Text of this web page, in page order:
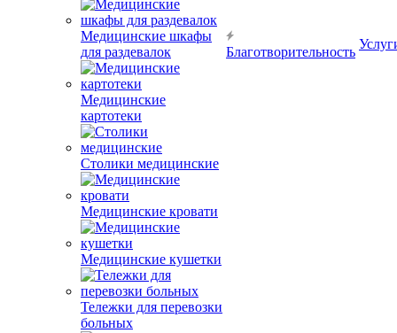
Медицинские шкафы
для раздевалок
Медицинские
картотеки
Столики медицинские
Медицинские кровати
Медицинские кушетки
Тележки для перевозки
больных
Благотворительность